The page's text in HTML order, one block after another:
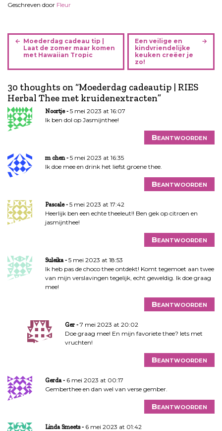
Geschreven door Fleur
B
i
h
t
n
a
g
a
t
e
Moederdag cadeau tip |
Laat de zomer maar komen
met Hawaiian Tropic
Een veilige en
kindvriendelijke
keuken creëer je
zo!
30 thoughts on “Moederdag cadeautip | RIES
Herbal Thee met kruidenextracten”
Noortje
5 mei 2023 at 16:07
Ik ben dol op Jasmijnthee!
Beantwoorden
m chen
5 mei 2023 at 16:35
Ik doe mee en drink het liefst groene thee.
Beantwoorden
Pascale
5 mei 2023 at 17:42
Heerlijk ben een echte theeleut!! Ben gek op citroen en
jasmijnthee!
Beantwoorden
Suleika
5 mei 2023 at 18:53
Ik heb pas de choco thee ontdekt! Komt tegemoet aan twee
van mijn verslavingen tegelijk, echt geweldig. Ik doe graag
mee!
Beantwoorden
Ger
7 mei 2023 at 20:02
Doe graag mee! En mijn favoriete thee? Iets met
vruchten!
Beantwoorden
Gerda
6 mei 2023 at 00:17
Gemberthee en dan wel van verse gember.
Beantwoorden
Linda Smeets
6 mei 2023 at 01:42